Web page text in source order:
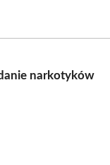
narkotyków